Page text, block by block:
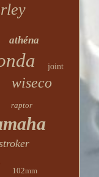
athéna
joint
wiseco
raptor
102mm